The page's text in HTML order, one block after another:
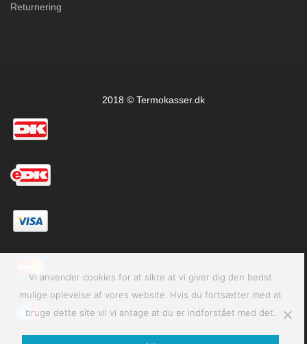
Returnering
2018 © Termokasser.dk
Vi anvender cookies for at sikre at vi giver dig den bedst
mulige oplevelse af vores website. Hvis du fortsætter med at
bruge dette site vil vi antage at du er indforstået med det.